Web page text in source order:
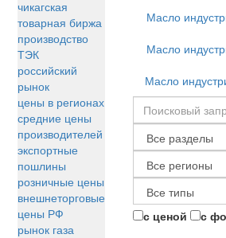
чикагская
товарная биржа
производство
ТЭК
российский
рынок
цены в регионах
средние цены
производителей
экспортные
пошлины
розничные цены
внешнеторговые
цены РФ
рынок газа
Масло
Масло
Масло
с ценой с